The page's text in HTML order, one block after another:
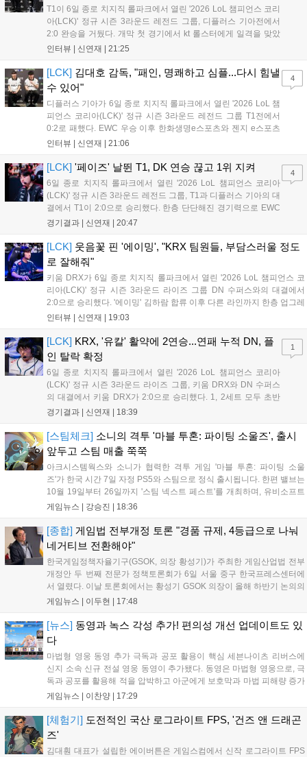
T1이 6일 종로 치지직 롤파크에서 열린 '2026 LoL 챔피언스 코리
아(LCK)' 정규 시즌 3라운드 레전드 그룹, 디플러스 기아전에서
2:0 완승을 거뒀다. 개막 첫 경기에서 kt 롤스터에게 일격을 맞았
지만, 젠지 e스포츠의 홈 경기에서 원정 승리를 챙기며 분위기를
한 모습이었다. 다음은...
인터뷰 | 신연재 | 21:25
[LCK] 김대호 감독, "패인, 명쾌하고 심플...다시 힘낼
수 있어"
디플러스 기아가 6일 종로 치지직 롤파크에서 열린 '2026 LoL 챔
피언스 코리아(LCK)' 정규 시즌 3라운드 레전드 그룹 T1전에서
0:2로 패했다. EWC 우승 이후 한화생명e스포츠와 젠지 e스포츠
를 잡아내며 기세를 끌어올렸지만, 경기력이 제 궤도에 오른 T1은
"오늘 져서 너무 아쉽다"...
인터뷰 | 신연재 | 21:06
4
[LCK] '페이즈' 날뛴 T1, DK 연승 끊고 1위 지켜
6일 종로 치지직 롤파크에서 열린 '2026 LoL 챔피언스 코리아
(LCK)' 정규 시즌 3라운드 레전드 그룹, T1과 디플러스 기아의 대
결에서 T1이 2:0으로 승리했다. 한층 단단해진 경기력으로 EWC
우승을 기점으로 파죽지세의 연승을 이어가던 디플러스 기아를
T1은 첫 드래곤을 두드렸...
경기결과 | 신연재 | 20:47
4
[LCK] 웃음꽃 핀 '에이밍', "KRX 팀원들, 부담스러울 정도
로 잘해줘"
키움 DRX가 6일 종로 치지직 롤파크에서 열린 '2026 LoL 챔피언스 코
리아(LCK)' 정규 시즌 3라운드 라이즈 그룹 DN 수퍼스와의 대결에서
2:0으로 승리했다. '에이밍' 김하람 합류 이후 다른 라인까지 한층 업그레
이드 된 경기력을 보여주며 기분 좋은 2연승을 달렸다. 경기 종료 후 기
인터뷰 | 신연재 | 19:03
[LCK] KRX, '유칼' 활약에 2연승...연패 누적 DN, 플
인 탈락 확정
6일 종로 치지직 롤파크에서 열린 '2026 LoL 챔피언스 코리아
(LCK)' 정규 시즌 3라운드 라이즈 그룹, 키움 DRX와 DN 수퍼스
의 대결에서 키움 DRX가 2:0으로 승리했다. 1, 2세트 모두 초반
부터 앞서나갔고, 별다른 위기 없이 승리를 꿰찼다. DN 수퍼스는
의 출발이 매우 좋...
경기결과 | 신연재 | 18:39
1
[스팀체크] 소니의 격투 '마블 투혼: 파이팅 소울즈', 출시
앞두고 스팀 매출 쭉쭉
아크시스템웍스와 소니가 협력한 격투 게임 '마블 투혼: 파이팅 소울
즈'가 한국 시간 7일 자정 PS5와 스팀으로 정식 출시됩니다. 한편 밸브는
10월 19일부터 26일까지 '스팀 넥스트 페스트'를 개최하며, 유비소프트
의 '더 디비전 리서전스'가 스팀에 출시되었고, 농장 시뮬레이션 '돌록 타
각기 다른 장르에서 이용자들의 기대를 모으고 있습니다....
게임뉴스 | 강승진 | 18:36
[종합] 게임법 전부개정 토론 "경품 규제, 4등급으로 나눠
네거티브 전환해야"
한국게임정책자율기구(GSOK, 의장 황성기)가 주최한 게임산업법 전부
개정안 두 번째 전문가 정책토론회가 6일 서울 중구 한국프레스센터에
서 열렸다. 이날 토론회에서는 황성기 GSOK 의장이 올해 하반기 논의의
주요 쟁점과 성과를 짚은 데 이어, 박종현 한양대 법학전문대학원 교수
호사가 게임 등...
게임뉴스 | 이두현 | 17:48
[뉴스] 동영과 녹스 각성 추가! 편의성 개선 업데이트도 있
다
마법형 영웅 동영 추가 극독과 공포 활용이 핵심 세븐나이츠 리버스에
신지 소속 신규 전설 영웅 동영이 추가됐다. 동영은 마법형 영웅으로, 극
독과 공포를 활용해 적을 압박하고 아군에게 보호막과 마법 피해량 증가
를 제공하는 것이 특징이다. 패시브 황천의 동행자는 동영의 핵심이다.
활한다. 모...
게임뉴스 | 이찬양 | 17:29
[체험기] 도전적인 국산 로그라이트 FPS, '건즈 앤 드래곤
즈'
김대훤 대표가 설립한 에이버튼은 게임스컴에서 신작 로그라이트 FPS